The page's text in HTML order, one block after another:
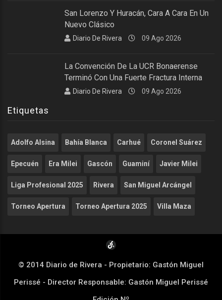
San Lorenzo Y Huracán, Cara A Cara En Un
Nuevo Clásico
Diario De Rivera 09 Ago 2026
La Convención De La UCR Bonaerense
Terminó Con Una Fuerte Fractura Interna
Diario De Rivera 09 Ago 2026
Etiquetas
Adolfo Alsina Bahía Blanca Carhué Coronel Suárez
Epecuén Era Milei Gascón Guaminí Javier Milei
Liga Profesional 2025 Rivera San Miguel Arcángel
Torneo Apertura Torneo Apertura 2025 Villa Maza
© 2014 Diario de Rivera - Propietario: Gastón Miguel
Perissé - Director Responsable: Gastón Miguel Perissé